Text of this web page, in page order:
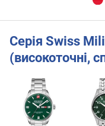
Серія Swiss
(високоточні,